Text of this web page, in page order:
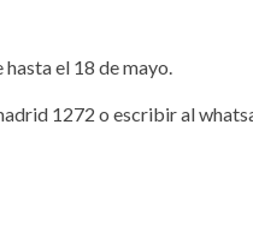
el 18 de mayo.
1272 o escribir al